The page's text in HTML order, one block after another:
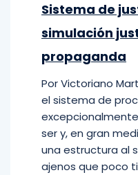
Sistema de
simulación
propaganda
Por Victoriano
el sistema de
ser y, en gran
una estructura al
ajenos que poco